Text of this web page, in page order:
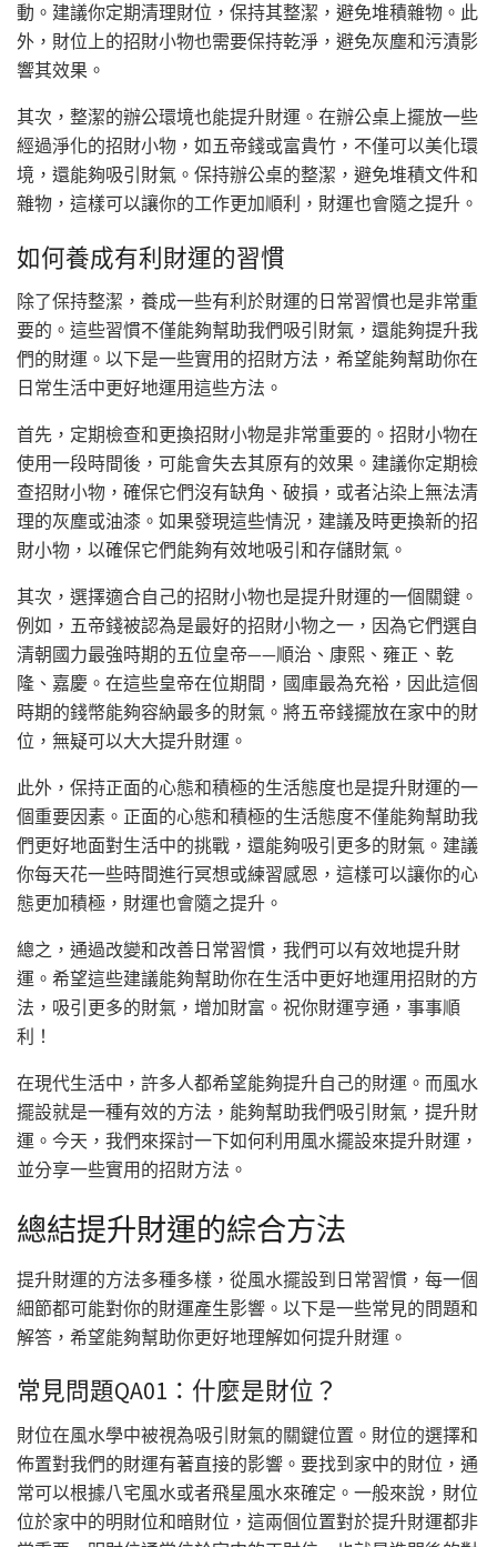
動。建議你定期清理財位，保持其整潔，避免堆積雜物。此
外，財位上的招財小物也需要保持乾淨，避免灰塵和污漬影
響其效果。
其次，整潔的辦公環境也能提升財運。在辦公桌上擺放一些
經過淨化的招財小物，如五帝錢或富貴竹，不僅可以美化環
境，還能夠吸引財氣。保持辦公桌的整潔，避免堆積文件和
雜物，這樣可以讓你的工作更加順利，財運也會隨之提升。
如何養成有利財運的習慣
除了保持整潔，養成一些有利於財運的日常習慣也是非常重
要的。這些習慣不僅能夠幫助我們吸引財氣，還能夠提升我
們的財運。以下是一些實用的招財方法，希望能夠幫助你在
日常生活中更好地運用這些方法。
首先，定期檢查和更換招財小物是非常重要的。招財小物在
使用一段時間後，可能會失去其原有的效果。建議你定期檢
查招財小物，確保它們沒有缺角、破損，或者沾染上無法清
理的灰塵或油漆。如果發現這些情況，建議及時更換新的招
財小物，以確保它們能夠有效地吸引和存儲財氣。
其次，選擇適合自己的招財小物也是提升財運的一個關鍵。
例如，五帝錢被認為是最好的招財小物之一，因為它們選自
清朝國力最強時期的五位皇帝——順治、康熙、雍正、乾
隆、嘉慶。在這些皇帝在位期間，國庫最為充裕，因此這個
時期的錢幣能夠容納最多的財氣。將五帝錢擺放在家中的財
位，無疑可以大大提升財運。
此外，保持正面的心態和積極的生活態度也是提升財運的一
個重要因素。正面的心態和積極的生活態度不僅能夠幫助我
們更好地面對生活中的挑戰，還能夠吸引更多的財氣。建議
你每天花一些時間進行冥想或練習感恩，這樣可以讓你的心
態更加積極，財運也會隨之提升。
總之，通過改變和改善日常習慣，我們可以有效地提升財
運。希望這些建議能夠幫助你在生活中更好地運用招財的方
法，吸引更多的財氣，增加財富。祝你財運亨通，事事順
利！
在現代生活中，許多人都希望能夠提升自己的財運。而風水
擺設就是一種有效的方法，能夠幫助我們吸引財氣，提升財
運。今天，我們來探討一下如何利用風水擺設來提升財運，
並分享一些實用的招財方法。
總結提升財運的綜合方法
提升財運的方法多種多樣，從風水擺設到日常習慣，每一個
細節都可能對你的財運產生影響。以下是一些常見的問題和
解答，希望能夠幫助你更好地理解如何提升財運。
常見問題QA01：什麼是財位？
財位在風水學中被視為吸引財氣的關鍵位置。財位的選擇和
佈置對我們的財運有著直接的影響。要找到家中的財位，通
常可以根據八宅風水或者飛星風水來確定。一般來說，財位
位於家中的明財位和暗財位，這兩個位置對於提升財運都非